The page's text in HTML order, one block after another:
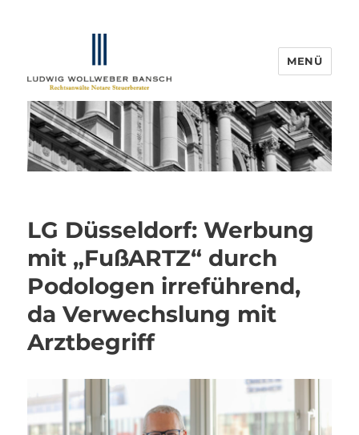
IP-Blogger.de
MENÜ
LG Düsseldorf: Werbung
mit „FußARTZ“ durch
Podologen irreführend,
da Verwechslung mit
Arztbegriff